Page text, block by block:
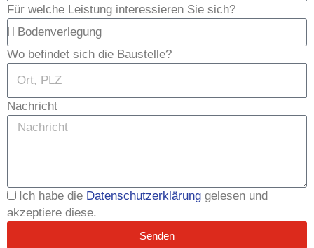
Für welche Leistung interessieren Sie sich?
Wo befindet sich die Baustelle?
Nachricht
Ich habe die Datenschutzerklärung gelesen und
akzeptiere diese.
Senden